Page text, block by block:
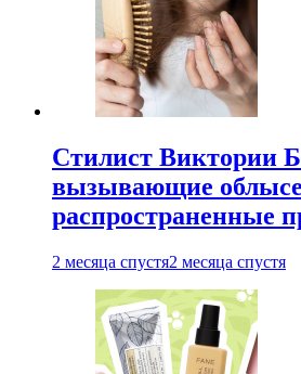
Стилист Виктории
вызывающие
распространенные
2 месяца спустя2 месяца спустя